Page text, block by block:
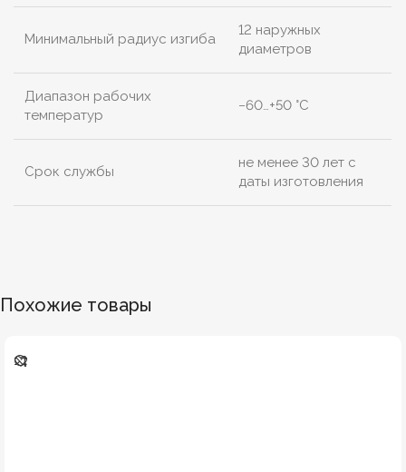
Минимальный радиус изгиба
12 наружных
диаметров
Диапазон рабочих
температур
−60…+50 °C
Срок службы
не менее 30 лет с
даты изготовления
Похожие товары